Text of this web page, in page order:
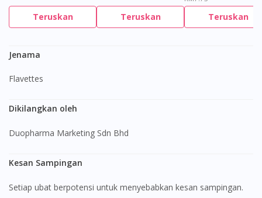
Teruskan Teruskan Teruskan
Jenama
Flavettes
Dikilangkan oleh
Duopharma Marketing Sdn Bhd
Kesan Sampingan
Setiap ubat berpotensi untuk menyebabkan kesan sampingan.